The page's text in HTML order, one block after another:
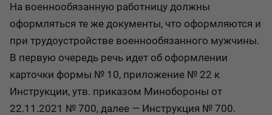
На военнообязанную работницу должны
оформляться те же документы, что оформляются и
при трудоустройстве военнообязанного мужчины.
В первую очередь речь идет об оформлении
карточки формы № 10, приложение № 22 к
Инструкции, утв. приказом Минобороны от
22.11.2021 № 700, далее — Инструкция № 700.